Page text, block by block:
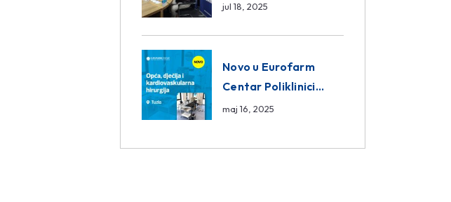
CENTRAL osiguranje
BiH
jul 18, 2025
Novo u Eurofarm
Centar Poliklinici
Tuzla – opća, dječija i
hirurgija
maj 16, 2025